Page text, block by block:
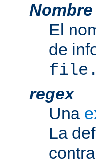
El
de
regex
Una
La